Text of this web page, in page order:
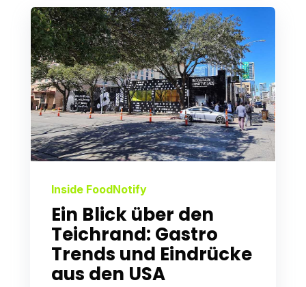
Inside FoodNotify
Ein Blick über den
Teichrand: Gastro
Trends und Eindrücke
aus den USA